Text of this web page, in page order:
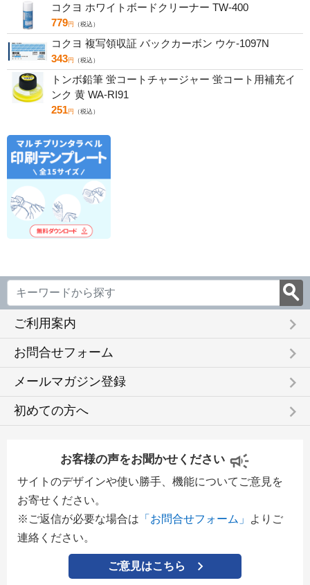
コクヨ ホワイトボードクリーナー TW-400
779円 （税込）
コクヨ 複写領収証 バックカーボン ウケ-1097N
343円 （税込）
トンボ鉛筆 蛍コートチャージャー 蛍コート用補充イ
ンク 黄 WA-RI91
251円 （税込）
ご利用案内 keyboard_arrow_right
お問合せフォーム keyboard_arrow_right
メールマガジン登録 keyboard_arrow_right
初めての方へ keyboard_arrow_right
お客様の声をお聞かせください
サイトのデザインや使い勝手、機能についてご意見を
お寄せください。
※ご返信が必要な場合は 「お問合せフォーム」
よりご
連絡ください。
ご意見はこちら